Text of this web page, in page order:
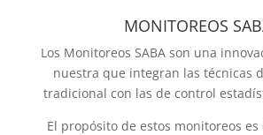
MONITOREOS
Los Monitoreos SABA son una
nuestra que integran las técnicas
tradicional con las de control
El propósito de estos monitoreos